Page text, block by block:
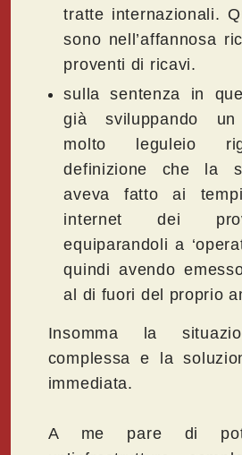
tratte internazionali.
sono nell’affannosa
proventi di ricavi.
sulla sentenza in
già sviluppando un
molto leguleio
definizione che la
aveva fatto ai
internet dei
equiparandoli a
quindi avendo
al di fuori del proprio
Insomma la
complessa e la
immediata.
A me pare di